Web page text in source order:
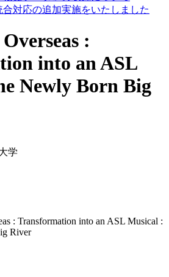
合対応の追加実施をいたしました
:
into an ASL
Newly Born Big
学
: Transformation into an ASL Musical :
River